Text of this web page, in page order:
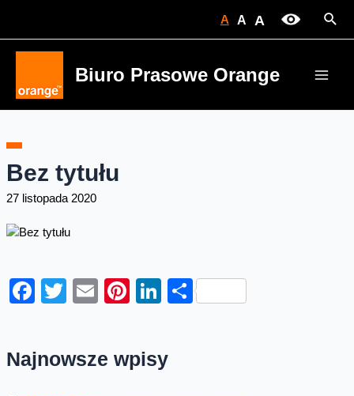
A A A
Biuro Prasowe Orange
Bez tytułu
27 listopada 2020
Facebook
Twitter
EmailPinterest
LinkedIn
Share
Najnowsze wpisy